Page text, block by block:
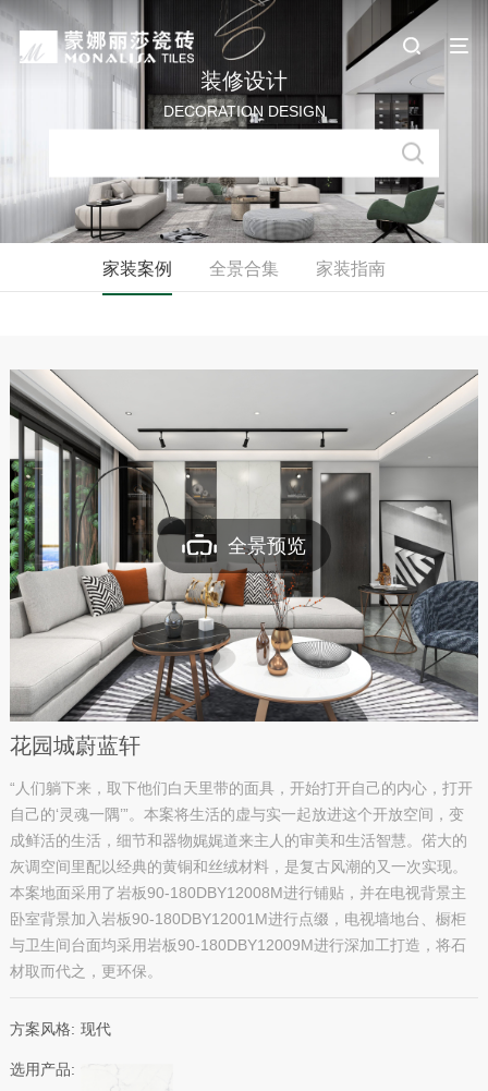
装修设计
DECORATION DESIGN
家装案例 全景合集 家装指南
全景预览
花园城蔚蓝轩
“人们躺下来，取下他们白天里带的面具，开始打开自己的内心，打开
自己的‘灵魂一隅’”。本案将生活的虚与实一起放进这个开放空间，变
成鲜活的生活，细节和器物娓娓道来主人的审美和生活智慧。偌大的
灰调空间里配以经典的黄铜和丝绒材料，是复古风潮的又一次实现。
本案地面采用了岩板90-180DBY12008M进行铺贴，并在电视背景主
卧室背景加入岩板90-180DBY12001M进行点缀，电视墙地台、橱柜
与卫生间台面均采用岩板90-180DBY12009M进行深加工打造，将石
材取而代之，更环保。
方案风格: 现代
选用产品: